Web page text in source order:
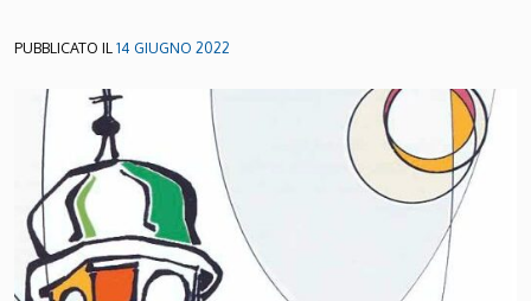
PUBBLICATO IL14 GIUGNO 2022